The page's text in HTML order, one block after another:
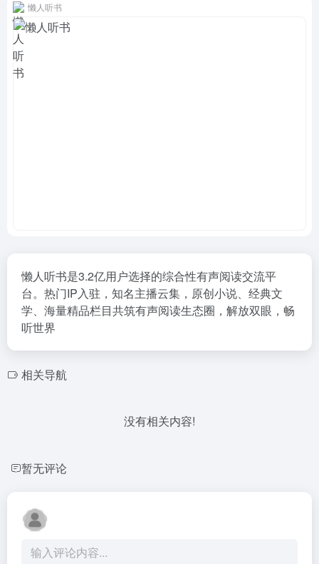
懒人听书
懒人听书是3.2亿用户选择的综合性有声阅读交流平
台。热门IP入驻，知名主播云集，原创小说、经典文
学、海量精品栏目共筑有声阅读生态圈，解放双眼，畅
听世界
相关导航
没有相关内容!
暂无评论